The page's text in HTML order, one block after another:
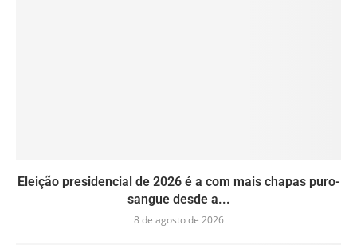
Eleição presidencial de 2026 é a com mais chapas puro-
sangue desde a...
8 de agosto de 2026